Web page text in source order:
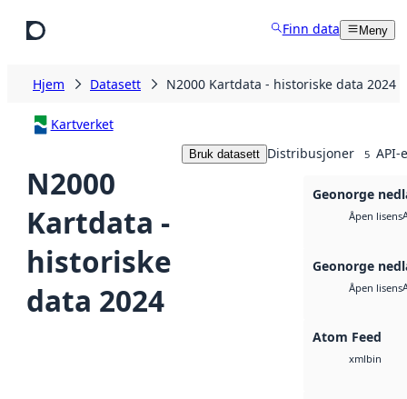
Finn data Meny
Hjem Datasett N2000 Kartdata - historiske data 2024
Kartverket
N2000
Kartdata -
historiske
data 2024
Bruk datasett Distribusjoner 5 API-
Geonorge
Åpen lisens
Geonorge
Åpen lisens
Atom Feed
xmlbin